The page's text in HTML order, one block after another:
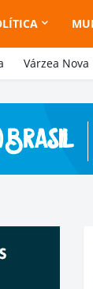
Várzea Nova